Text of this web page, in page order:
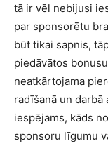
tā ir vēl nebijusi
par sponsorētu
būt tikai sapnis,
piedāvātos
neatkārtojama
radīšanā un darbā
iespējams, kāds
sponsoru līgumu